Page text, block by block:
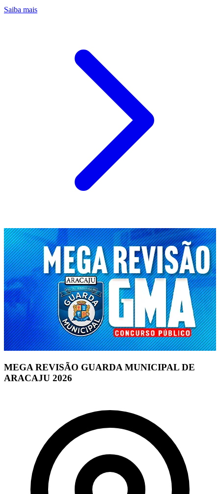
Saiba mais
MEGA REVISÃO GUARDA MUNICIPAL DE
ARACAJU 2026